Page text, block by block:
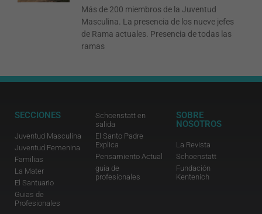
Más de 200 miembros de la Juventud
Masculina. La presencia de los nueve jefes
de Rama actuales. Presencia de todas las
ramas
SECCIONES
Juventud Masculina
Juventud Femenina
Familias
La Mater
El Santuario
Guias de
Profesionales
Schoenstatt en
salida
El Santo Padre
Explica
Pensamiento Actual
guia de
profesionales
SOBRE
NOSOTROS
La Revista
Schoenstatt
Fundación
Kentenich